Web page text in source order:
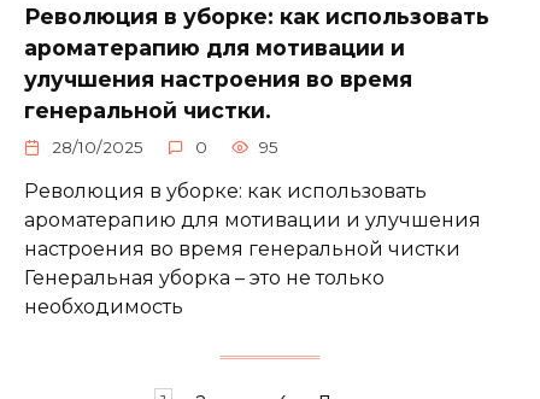
Революция в уборке: как использовать
ароматерапию для мотивации и
улучшения настроения во время
генеральной чистки.
28/10/2025 0 95
Революция в уборке: как использовать
ароматерапию для мотивации и улучшения
настроения во время генеральной чистки
Генеральная уборка – это не только
необходимость